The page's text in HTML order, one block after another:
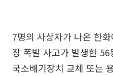
7명의 사상자가 나온 한
장 폭발 사고가 발생한
국소배기장치 교체 또는